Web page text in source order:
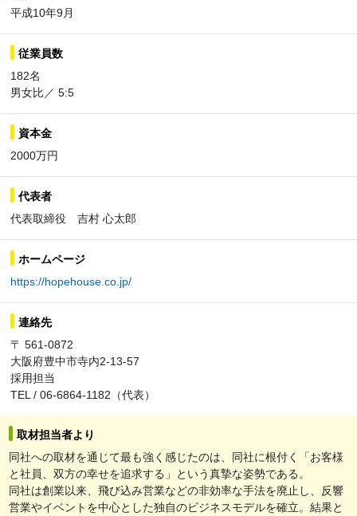
平成10年9月
従業員数
182名
男女比／ 5:5
資本金
2000万円
代表者
代表取締役 吉村 心太郎
ホームページ
https://hopehouse.co.jp/
連絡先
〒 561-0872
大阪府豊中市寺内2-13-57
採用担当
TEL / 06-6864-1182（代表）
取材担当者より
同社への取材を通じて最も強く感じたのは、同社に根付く「お客様
と社員、双方の幸せを追求する」という真摯な姿勢である。
同社は創業以来、飛び込み営業などの非効率な手法を廃止し、反響
営業やイベントを中心とした独自のビジネスモデルを確立。結果と